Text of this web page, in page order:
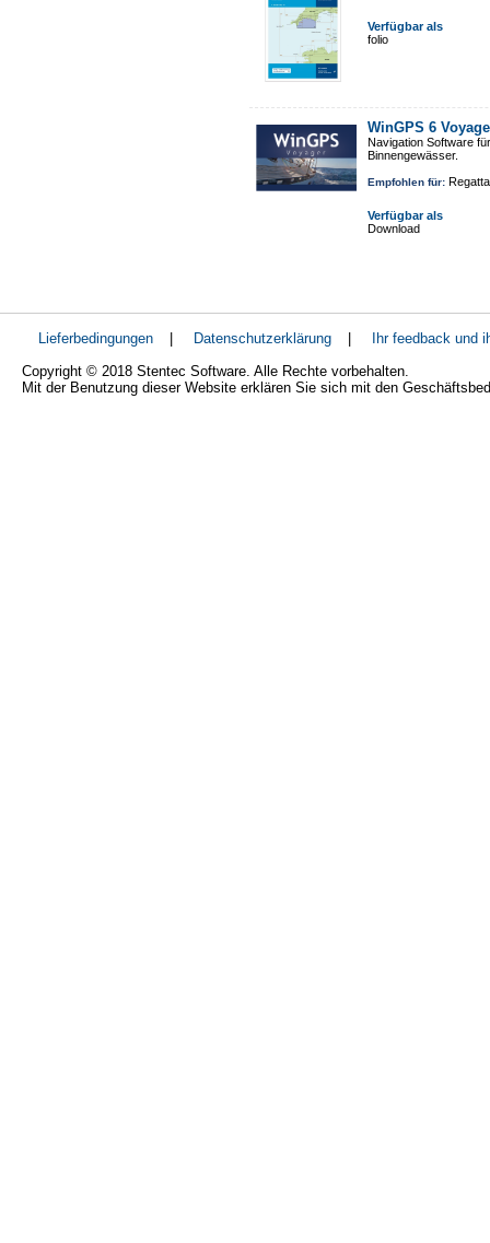
Verfügbar als
folio
WinGPS 6
Navigation Software
Binnengewässer.
Empfohlen für:
Verfügbar als
Download
Lieferbedingungen Datenschutzerklärung
Ihr feedback und
Copyright © 2018 Stentec Software. Alle Rechte vorbehalten.
Mit der Benutzung dieser Website erklären Sie sich mit den